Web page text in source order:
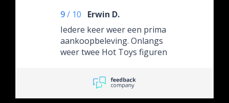
9/ 10
Erwin D.
Iedere keer weer een prima
aankoopbeleving. Onlangs
weer twee Hot Toys figuren
ontvangen, ondanks een
kleine verwarring over de
restbetaling en de omweg